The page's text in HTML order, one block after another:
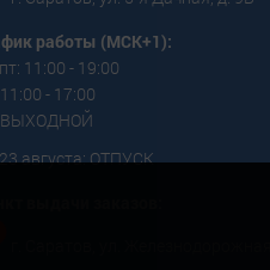
работы (МСК+1):
11:00 - 19:00
- 17:00
ВЫХОДНОЙ
августа: ОТПУСК